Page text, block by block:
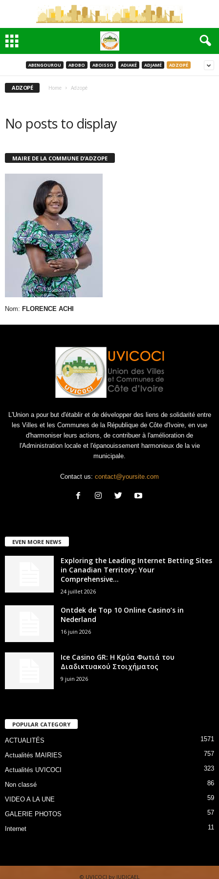
ABENGOUROU ABOBO ABOISSO ADIAKÉ ADJAMÉ ADZOPÉ
ADZOPÉ Home Adzopé
No posts to display
MAIRE DE LA COMMUNE D’ADZOPE
Nom: FLORENCE ACHI
L'Union a pour but d'établir et de développer des liens de solidarité entre
les Villes et les Communes de la République de Côte d'Ivoire, en vue
d'harmoniser leurs actions, de contribuer à l'amélioration de
l'Administration locale et l'épanouissement harmonieux de la vie
municipale.
Contact us: contact@yoursite.com
EVEN MORE NEWS
Exploring the Leading Internet Betting Sites
in Canadian Territory: Your
Comprehensive...
24 juillet 2026
Ontdek de Top 10 Online Casino’s in
Nederland
16 juin 2026
Ice Casino GR: Η Κρύα Φωτιά του
Διαδικτυακού Στοιχήματος
9 juin 2026
POPULAR CATEGORY
ACTUALITÉS 1571
Actualités MAIRIES 757
Actualités UVICOCI 323
Non classé 86
VIDEO A LA UNE 59
GALERIE PHOTOS 57
Internet 11
© UVICOCI by JUDICAEL